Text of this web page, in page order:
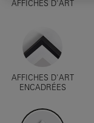
AFFICHES D'ART
AFFICHES D'ART
ENCADRÉES